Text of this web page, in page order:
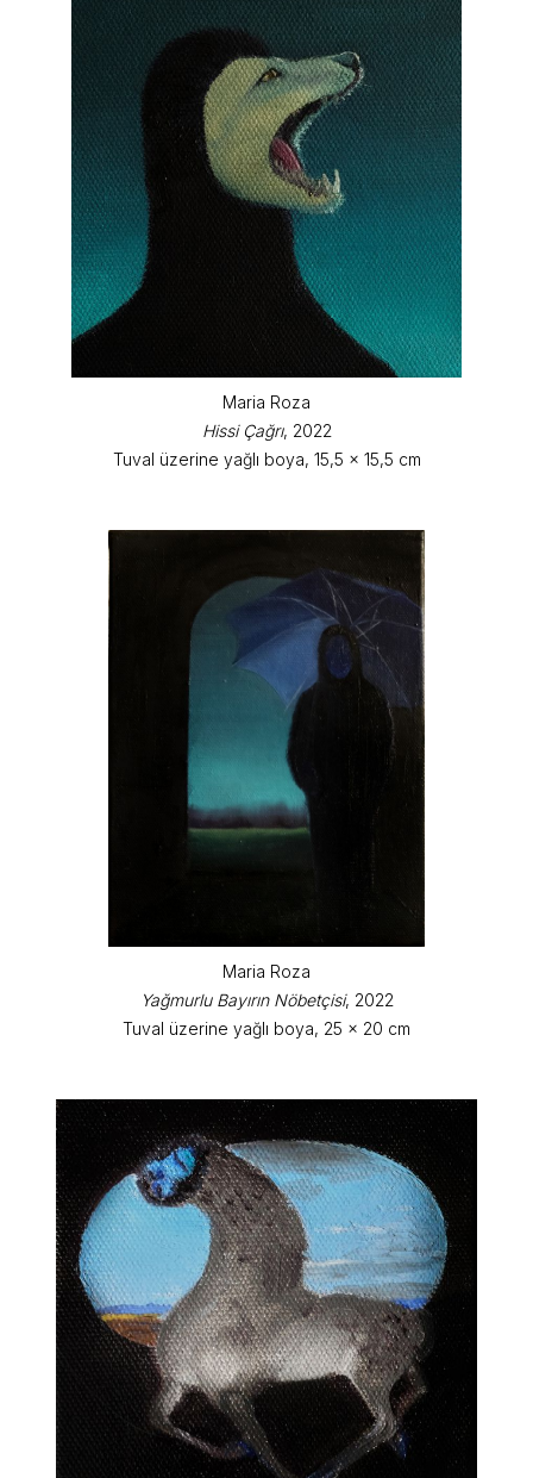
Maria Roza
Hissi Çağrı, 2022
Tuval üzerine yağlı boya, 15,5 x 15,5 cm
Maria Roza
Yağmurlu Bayırın Nöbetçisi, 2022
Tuval üzerine yağlı boya, 25 x 20 cm